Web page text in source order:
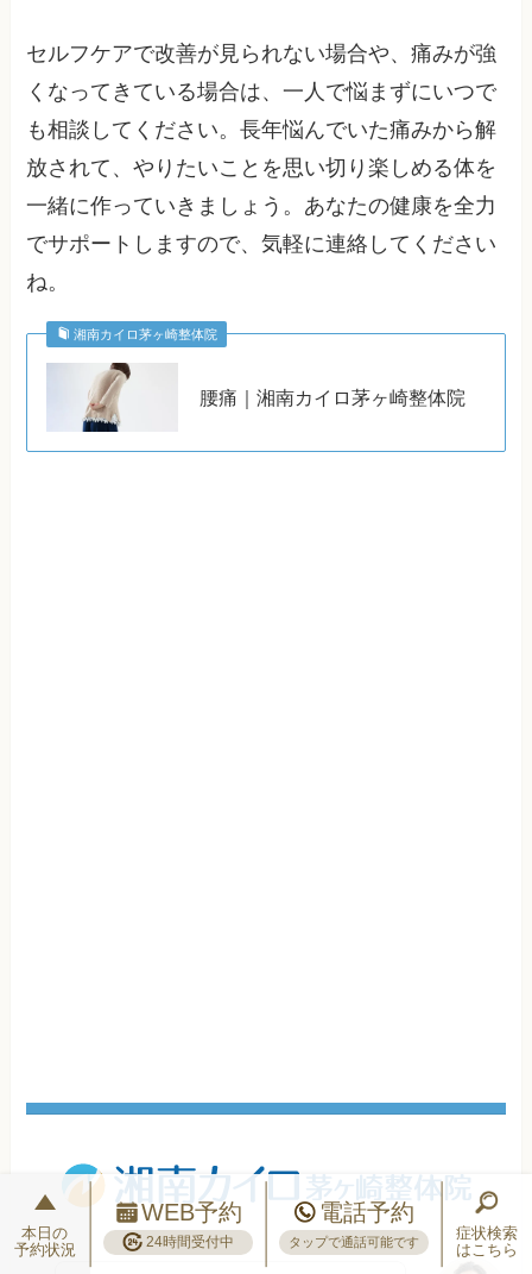
セルフケアで改善が見られない場合や、痛みが強
くなってきている場合は、一人で悩まずにいつで
も相談してください。長年悩んでいた痛みから解
放されて、やりたいことを思い切り楽しめる体を
一緒に作っていきましょう。あなたの健康を全力
でサポートしますので、気軽に連絡してください
ね。
湘南カイロ茅ヶ崎整体院
腰痛｜湘南カイロ茅ヶ崎整体院
本日の
予約状況
WEB予約
24時間受付中
電話予約
タップで通話可能です
症状検索
はこちら